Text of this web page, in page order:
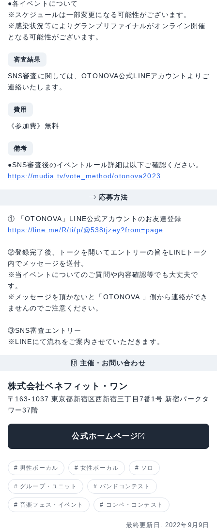
●各イベントについて
※スケジュールは一部変更になる可能性がございます。
※感染状況等によりグランプリファイナルがオンライン開催
となる可能性がございます。
審査結果
SNS審査に関しては、OTONOVA公式LINEアカウントよりご
連絡いたします。
費用
《参加費》無料
備考
●SNS審査後のイベントルール詳細は以下ご確認ください。
https://mudia.tv/vote_method/otonova2023
応募方法
① 「OTONOVA」LINE公式アカウントのお友達登録
https://line.me/R/ti/p/@538tjzey?from=page
②登録完了後、トークを開いてエントリーの旨をLINEトーク
内でメッセージを送付。
※当イベントについてのご質問や内容確認等でも大丈夫で
す。
※メッセージを頂かないと「OTONOVA 」側から連絡ができ
ませんのでご注意ください。
③SNS審査エントリー
※LINEにて流れをご案内させていただきます。
主催・お問い合わせ
株式会社ベネフィット・ワン
〒163-1037 東京都新宿区西新宿三丁目7番1号 新宿パークタ
ワー37階
公式ホームページ
男性ボーカル 女性ボーカル ソロ
グループ・ユニット バンドコンテスト
音楽フェス・イベント コンペ・コンテスト
最終更新日: 2022年9月9日